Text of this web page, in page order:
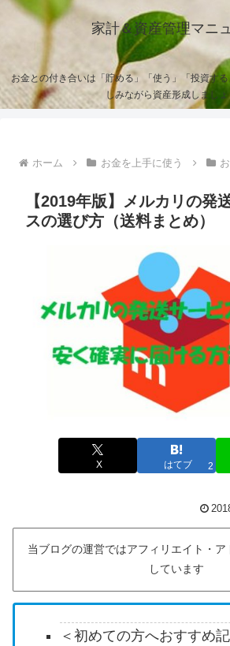
家計＆資産管理マニ
お金との付き合いは「貯める」「使う」「投資す
しみながら資産形成しまし
ホーム お金を上手に使う
【2019年版】メルカリの発
スの選び方（送料まとめ）
X はてブ 2
当ブログの運営ではアフィリエイト・ア
しています
＜初めての方へおすすめ